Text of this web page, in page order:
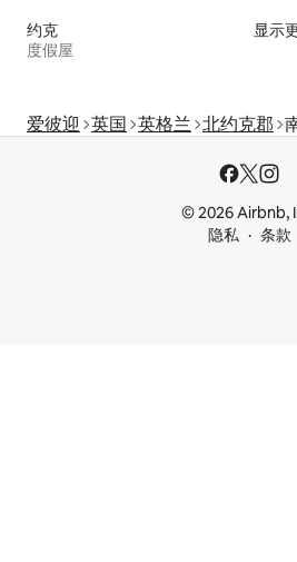
约克
度假屋
显示
爱彼迎 英国 英格兰 北约克郡
© 2026 Airbnb,
隐私
条款